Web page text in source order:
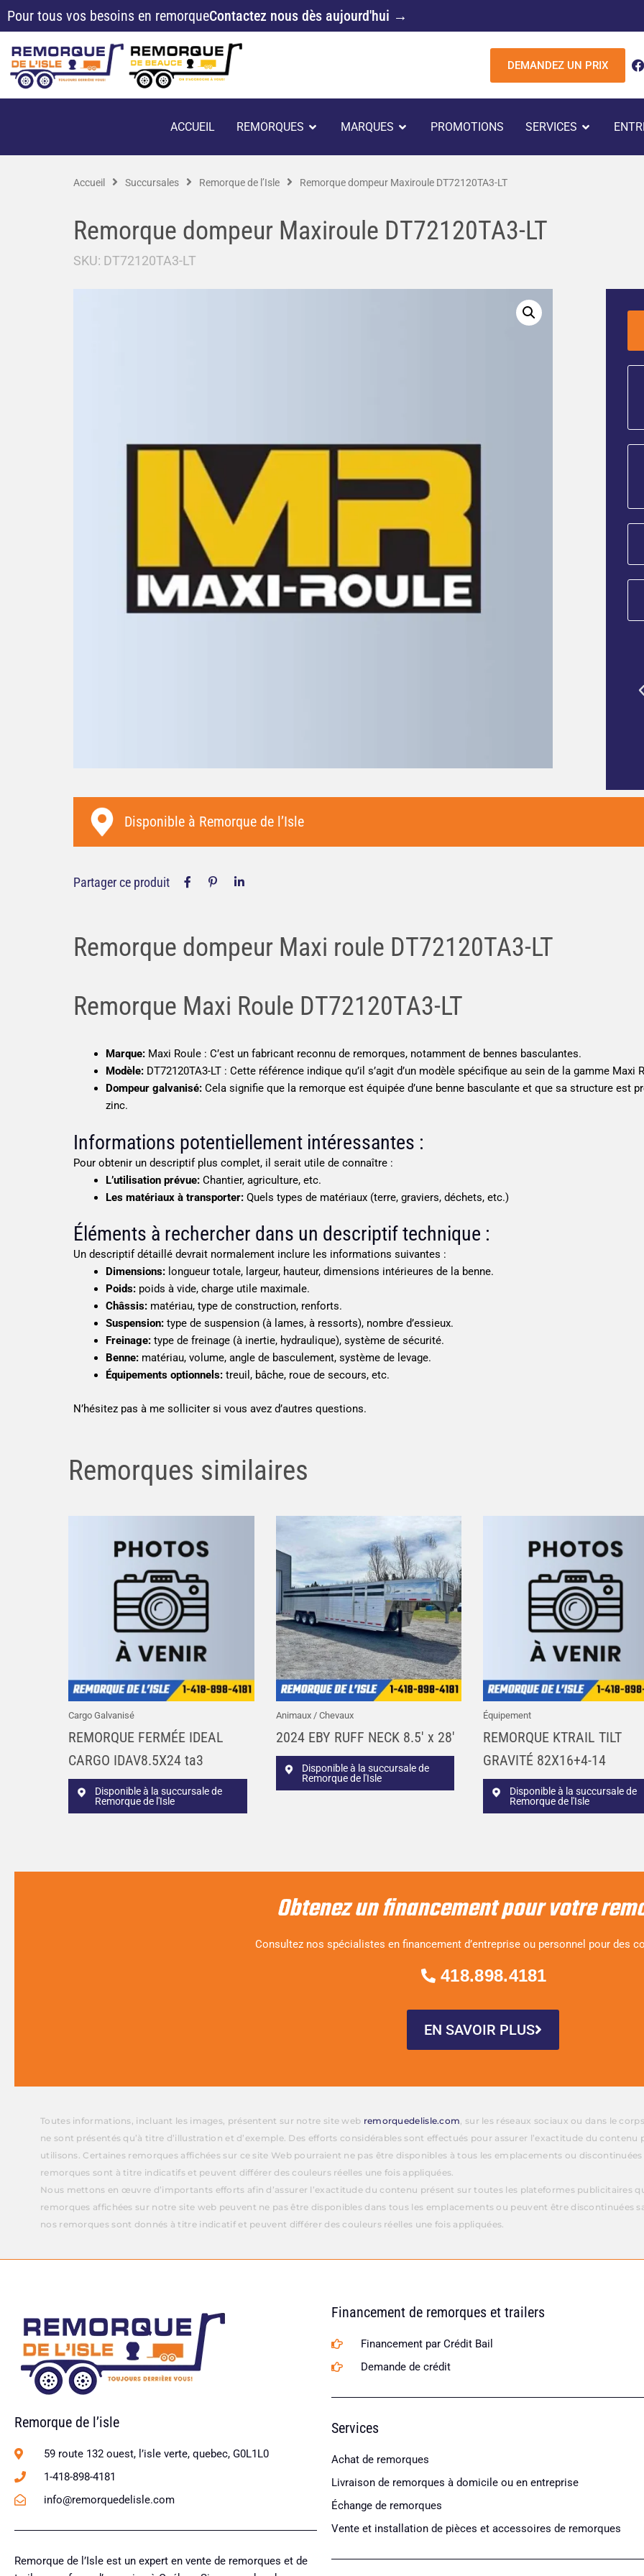
Aller
au
Pour tous vos besoins en remorqueContactez nous dès aujourd'hui →
DEMANDEZ UN PRIX
F
a
e
o
o
ACCUEIL REMORQUES OUVRIR REMORQUES
MARQUES OUVRIR MARQUES
PROMOTIONS SERVICES OUVRIR
Accueil Succursales Remorque de l’Isle Remorque dompeur Maxiroule DT72120TA3-LT
Remorque dompeur Maxiroule DT72120TA3-LT
SKU: DT72120TA3-LT
Disponible à Remorque de l’Isle
Partager ce produit
Remorque dompeur Maxi roule DT72120TA3-LT
Remorque Maxi Roule DT72120TA3-LT
Marque: Maxi Roule : C’est un fabricant reconnu de remorques, notamment de bennes basculantes.
Modèle: DT72120TA3-LT : Cette référence indique qu’il s’agit d’un modèle spécifique au sein de la gamme Maxi
Dompeur galvanisé: Cela signifie que la remorque est équipée d’une benne basculante et que sa structure est
zinc.
Informations potentiellement intéressantes :
Pour obtenir un descriptif plus complet, il serait utile de connaître :
L’utilisation prévue: Chantier, agriculture, etc.
Les matériaux à transporter: Quels types de matériaux (terre, graviers, déchets, etc.)
Éléments à rechercher dans un descriptif technique :
Un descriptif détaillé devrait normalement inclure les informations suivantes :
Dimensions: longueur totale, largeur, hauteur, dimensions intérieures de la benne.
Poids: poids à vide, charge utile maximale.
Châssis: matériau, type de construction, renforts.
Suspension: type de suspension (à lames, à ressorts), nombre d’essieux.
Freinage: type de freinage (à inertie, hydraulique), système de sécurité.
Benne: matériau, volume, angle de basculement, système de levage.
Équipements optionnels: treuil, bâche, roue de secours, etc.
N’hésitez pas à me solliciter si vous avez d’autres questions.
Remorques similaires
Cargo Galvanisé
REMORQUE FERMÉE IDEAL
CARGO IDAV8.5X24 ta3
Disponible à la succursale de
Remorque de l'Isle
Animaux / Chevaux
2024 EBY RUFF NECK 8.5′ x 28′
Disponible à la succursale de
Remorque de l'Isle
Équipement
REMORQUE KTRAIL TILT
GRAVITÉ 82X16+4-14
Disponible à la succursale de
Remorque de l'Isle
Obtenez un financement pour votre
Consultez nos spécialistes en financement d’entreprise ou personnel pour des
418.898.4181
EN SAVOIR PLUS
Toutes informations, incluant les images, présentent sur notre site web remorquedelisle.com, sur les réseaux sociaux ou dans le
ne sont présentés qu’à titre d’illustration et d’exemple. Des efforts considérables sont effectués pour assurer l’exactitude du
utilisons. Certaines remorques affichées sur ce site Web pourraient ne pas être disponibles à tous les emplacements ou
remorques sont à titre indicatifs et peuvent différer des couleurs réelles une fois appliquées.
Nous mettons en œuvre d’importants efforts afin d’assurer l’exactitude du contenu présent sur toutes les plateformes publicitaires
remorques affichées sur notre site web peuvent ne pas être disponibles dans tous les emplacements ou peuvent être discontinuées
nos remorques sont donnés à titre indicatif et peuvent différer des couleurs réelles une fois appliquées.
Remorque de l’isle
59 route 132 ouest, l’isle verte, quebec, G0L1L0
1-418-898-4181
info@remorquedelisle.com
Remorque de l’Isle est un expert en vente de remorques et de
Financement de remorques et trailers
Financement par Crédit Bail
Demande de crédit
Services
Achat de remorques
Livraison de remorques à domicile ou en entreprise
Échange de remorques
Vente et installation de pièces et accessoires de remorques